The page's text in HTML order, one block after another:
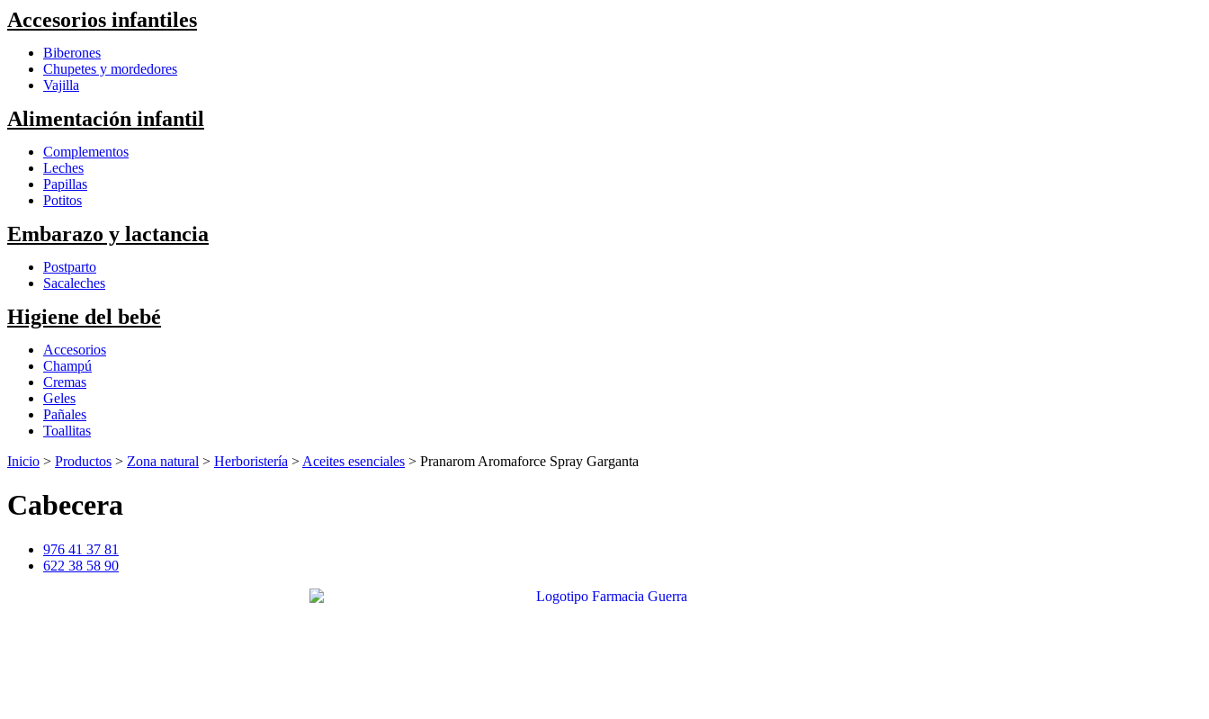
Accesorios infantiles
Biberones
Chupetes y mordedores
Vajilla
Alimentación infantil
Complementos
Leches
Papillas
Potitos
Embarazo y lactancia
Postparto
Sacaleches
Higiene del bebé
Accesorios
Champú
Cremas
Geles
Pañales
Toallitas
Inicio > Productos > Zona natural > Herboristería > Aceites esenciales > Pranarom Aromaforce Spray Garganta
Cabecera
976 41 37 81
622 38 58 90